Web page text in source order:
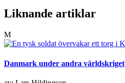
Liknande artiklar
M
Danmark under andra världskriget